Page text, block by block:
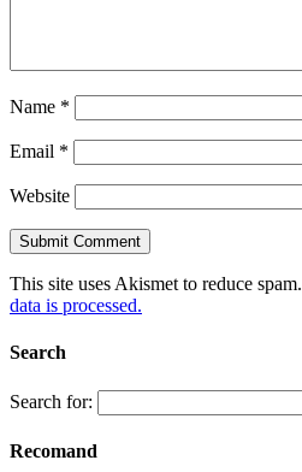
Name *
Email *
Website
This site uses Akismet to reduce spam.
data is processed.
Search
Search for:
Recomand